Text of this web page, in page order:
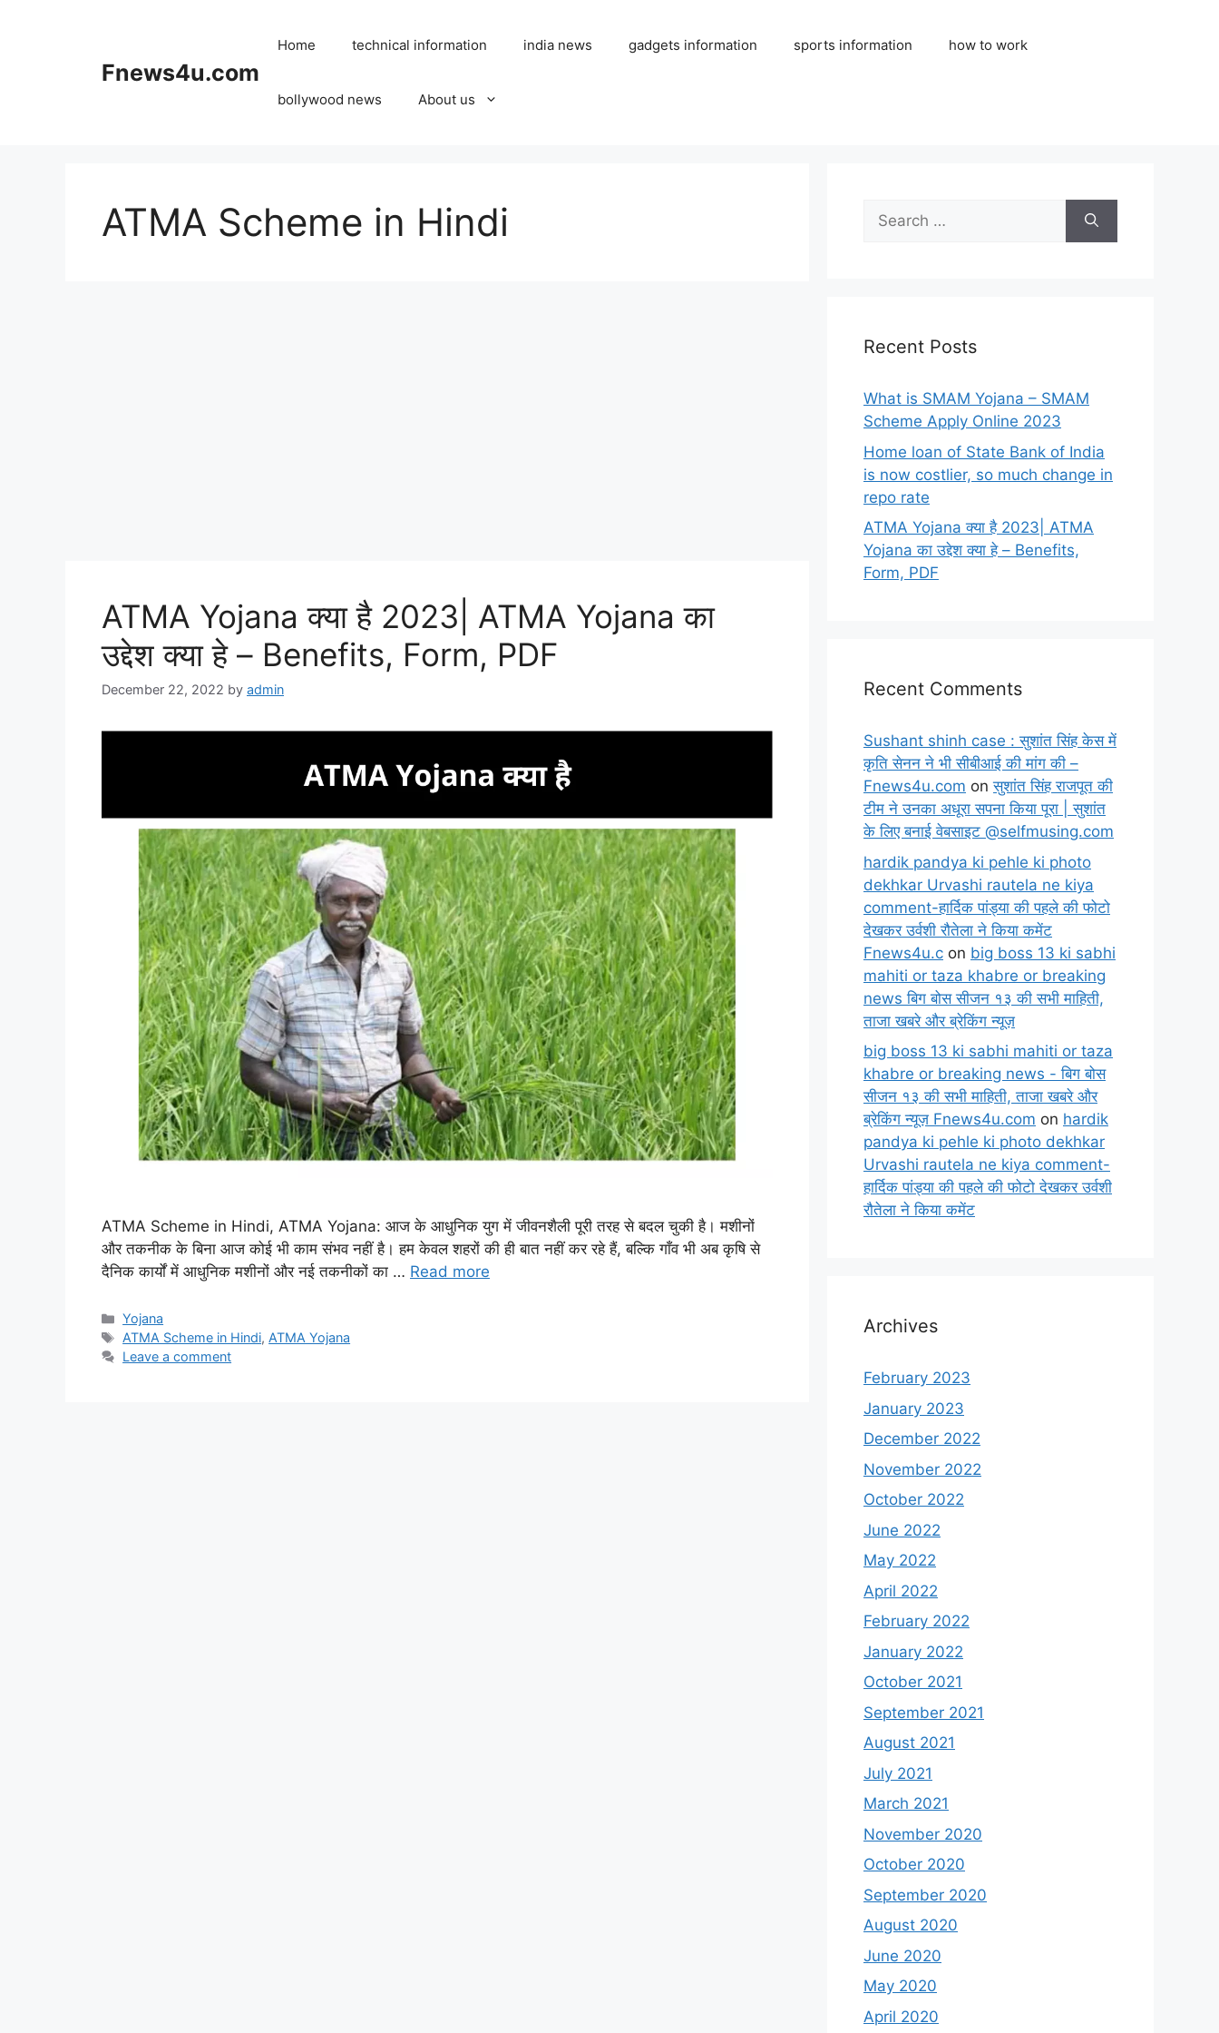
Fnews4u.com
Home technical information india news gadgets information sports information how to work
bollywood news About us
ATMA Scheme in Hindi
ATMA Yojana क्या है 2023| ATMA Yojana का
उद्देश क्या हे – Benefits, Form, PDF
December 22, 2022 by admin
ATMA Scheme in Hindi, ATMA Yojana: आज के आधुनिक युग में जीवनशैली पूरी तरह से बदल चुकी है। मशीनों
और तकनीक के बिना आज कोई भी काम संभव नहीं है। हम केवल शहरों की ही बात नहीं कर रहे हैं, बल्कि गाँव भी अब कृषि से
दैनिक कार्यों में आधुनिक मशीनों और नई तकनीकों का … Read more
Categories
Yojana
Tags
ATMA Scheme in Hindi,ATMA Yojana
Leave a comment
Search
for:
Recent Posts
What is SMAM Yojana – SMAM
Scheme Apply Online 2023
Home loan of State Bank of India
is now costlier, so much change in
repo rate
ATMA Yojana क्या है 2023| ATMA
Yojana का उद्देश क्या हे – Benefits,
Form, PDF
Recent Comments
Sushant shinh case : सुशांत सिंह केस में
कृति सेनन ने भी सीबीआई की मांग की –
Fnews4u.com onसुशांत सिंह राजपूत की
टीम ने उनका अधूरा सपना किया पूरा | सुशांत
के लिए बनाई वेबसाइट @selfmusing.com
hardik pandya ki pehle ki photo
dekhkar Urvashi rautela ne kiya
comment-हार्दिक पांड्या की पहले की फोटो
देखकर उर्वशी रौतेला ने किया कमेंट
Fnews4u.c on big boss 13 ki sabhi
mahiti or taza khabre or breaking
news बिग बोस सीजन १३ की सभी माहिती,
ताजा खबरे और ब्रेकिंग न्यूज़
big boss 13 ki sabhi mahiti or taza
khabre or breaking news - बिग बोस
सीजन १३ की सभी माहिती, ताजा खबरे और
ब्रेकिंग न्यूज़ Fnews4u.com on hardik
pandya ki pehle ki photo dekhkar
Urvashi rautela ne kiya comment-
हार्दिक पांड्या की पहले की फोटो देखकर उर्वशी
रौतेला ने किया कमेंट
Archives
February 2023
January 2023
December 2022
November 2022
October 2022
June 2022
May 2022
April 2022
February 2022
January 2022
October 2021
September 2021
August 2021
July 2021
March 2021
November 2020
October 2020
September 2020
August 2020
June 2020
May 2020
April 2020